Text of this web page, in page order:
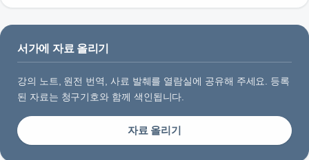
서가에 자료 올리기
강의 노트, 원전 번역, 사료 발췌를 열람실에 공유해 주세요. 등록
된 자료는 청구기호와 함께 색인됩니다.
자료 올리기